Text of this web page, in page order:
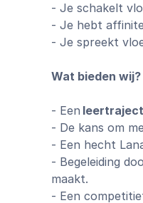
- Je schakelt
- Je hebt
- Je spreekt
Wat bieden wij?
- Een
- De kans om
- Een hecht
- Begeleiding
maakt.
- Een